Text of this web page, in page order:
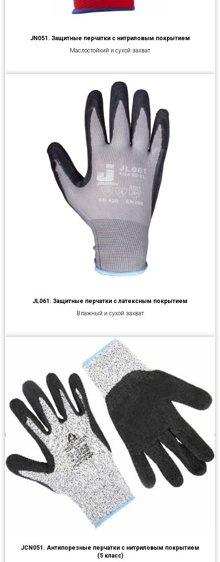
JN051. Защитные перчатки с нитриловым покрытием
Маслостойкий и сухой захват
JL061. Защитные перчатки с латексным покрытием
Влажный и сухой захват
JCN051. Антипорезные перчатки с нитриловым покрытием
(5 класс)